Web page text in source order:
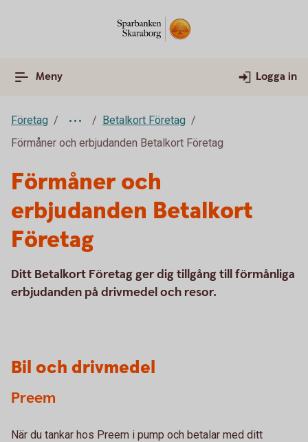
Meny Logga in
Företag
Betalkort Företag
Förmåner och erbjudanden Betalkort Företag
Förmåner och
erbjudanden Betalkort
Företag
Ditt Betalkort Företag ger dig tillgång till förmånliga
erbjudanden på drivmedel och resor.
Bil och drivmedel
Preem
När du tankar hos Preem i pump och betalar med ditt